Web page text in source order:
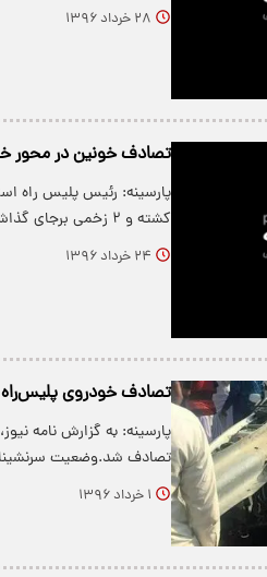
۲۸ خرداد ۱۳۹۶
تصادف خونین ‌در محور
کشته و ۲ زخمی برجای گذاشت به…
۲۴ خرداد ۱۳۹۶
تصادف خودروی
پارسینه: به گزارش نامه
تصادف شد.وضعیت
۱ خرداد ۱۳۹۶